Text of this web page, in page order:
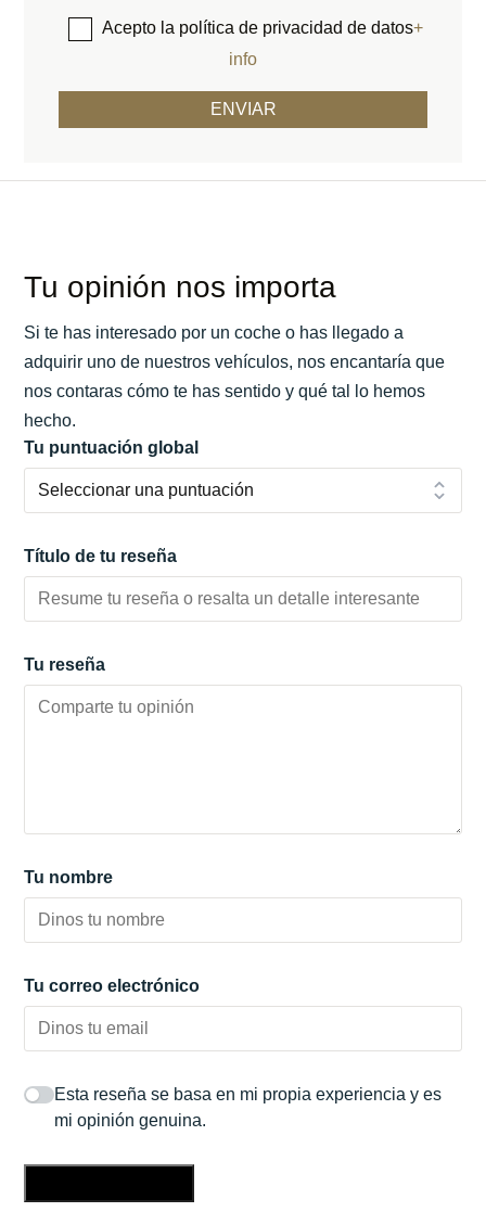
Acepto la política de privacidad de datos+
info
Tu opinión nos importa
Si te has interesado por un coche o has llegado a
adquirir uno de nuestros vehículos, nos encantaría que
nos contaras cómo te has sentido y qué tal lo hemos
hecho.
Tu puntuación global
Título de tu reseña
Tu reseña
Tu nombre
Tu correo electrónico
Esta reseña se basa en mi propia experiencia y es
mi opinión genuina.